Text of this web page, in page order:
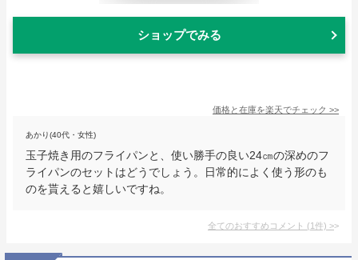
ショップでみる
価格と在庫を楽天でチェック >>
あかり(40代・女性)
玉子焼き用のフライパンと、使い勝手の良い24㎝の深めのフ
ライパンのセットはどうでしょう。日常的によく使う形のも
のを貰えると嬉しいですね。
全てのおすすめコメント (1件) >